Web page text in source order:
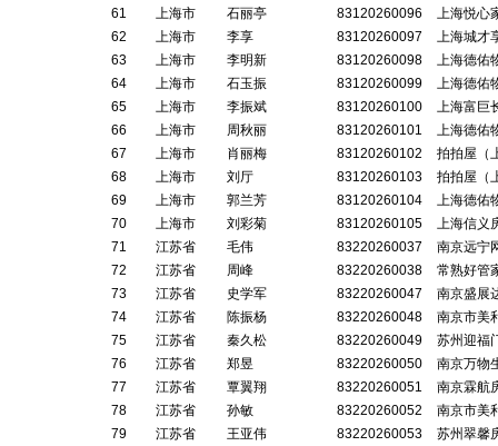
61
上海市 石丽亭 83120260096
上海悦心
62
上海市 李享 83120260097
上海城才
63
上海市 李明新 83120260098
上海德佑
64
上海市 石玉振 83120260099
上海德佑
65
上海市 李振斌 83120260100
上海富巨
66
上海市 周秋丽 83120260101
上海德佑
67
上海市 肖丽梅 83120260102
拍拍屋（
68
上海市 刘厅 83120260103
拍拍屋（
69
上海市 郭兰芳 83120260104
上海德佑
70
上海市 刘彩菊 83120260105
上海信义
71
江苏省 毛伟 83220260037
南京远宁
72
江苏省 周峰 83220260038
常熟好管
73
江苏省 史学军 83220260047
南京盛展
74
江苏省 陈振杨 83220260048
南京市美
75
江苏省 秦久松 83220260049
苏州迎福
76
江苏省 郑昱 83220260050
南京万物
77
江苏省 覃翼翔 83220260051
南京霖航
78
江苏省 孙敏 83220260052
南京市美
79
江苏省 王亚伟 83220260053
苏州翠馨